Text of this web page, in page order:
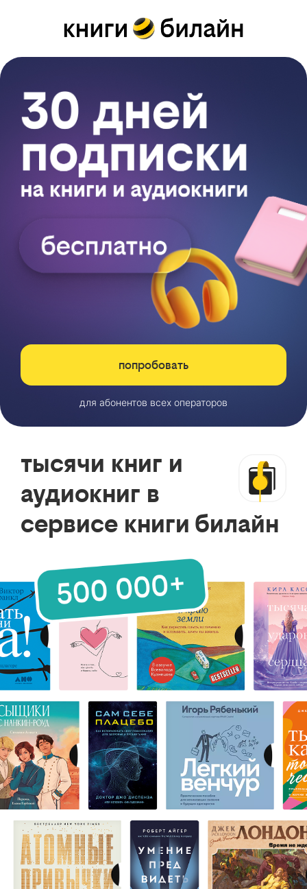
попробовать
для абонентов всех операторов
тысячи книг и
аудиокниг в
сервисе книги билайн